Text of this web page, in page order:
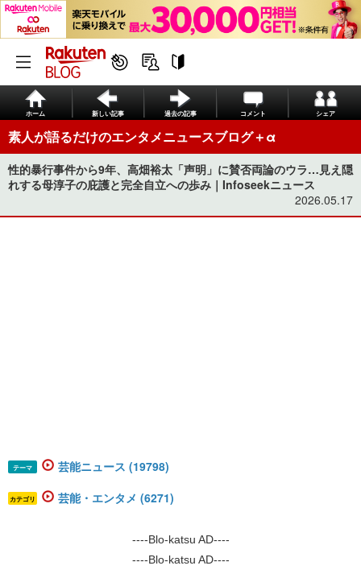
ホーム 新しい記事 過去の記事 コメント シェア
素人が語るだけのエンタメニュースブログ＋α
性的暴行事件から9年、高畑裕太「声明」に賛否両論のウラ…見え隠
れする母淳子の庇護と完全自立への歩み｜Infoseekニュース
2026.05.17
テーマ 芸能ニュース (19798)
カテゴリ 芸能・エンタメ (6271)
----Blo-katsu AD----
----Blo-katsu AD----